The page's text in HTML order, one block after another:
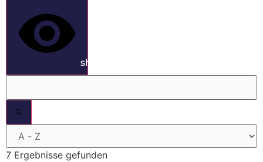
show results
7 Ergebnisse gefunden